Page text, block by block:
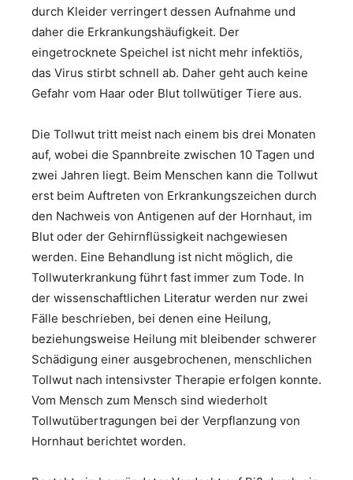
durch Kleider verringert dessen Aufnahme und
daher die Erkrankungshäufigkeit. Der
eingetrocknete Speichel ist nicht mehr infektiös,
das Virus stirbt schnell ab. Daher geht auch keine
Gefahr vom Haar oder Blut tollwütiger Tiere aus.
Die Tollwut tritt meist nach einem bis drei Monaten
auf, wobei die Spannbreite zwischen 10 Tagen und
zwei Jahren liegt. Beim Menschen kann die Tollwut
erst beim Auftreten von Erkrankungszeichen durch
den Nachweis von Antigenen auf der Hornhaut, im
Blut oder der Gehirnflüssigkeit nachgewiesen
werden. Eine Behandlung ist nicht möglich, die
Tollwuterkrankung führt fast immer zum Tode. In
der wissenschaftlichen Literatur werden nur zwei
Fälle beschrieben, bei denen eine Heilung,
beziehungsweise Heilung mit bleibender schwerer
Schädigung einer ausgebrochenen, menschlichen
Tollwut nach intensivster Therapie erfolgen konnte.
Vom Mensch zum Mensch sind wiederholt
Tollwutübertragungen bei der Verpflanzung von
Hornhaut berichtet worden.